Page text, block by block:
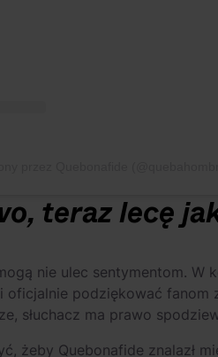
teraz lecę
nie ulec sentymentom. W
i oficjalnie podziękować fanom
słuchacz ma prawo
żeby Quebonafide znalazł